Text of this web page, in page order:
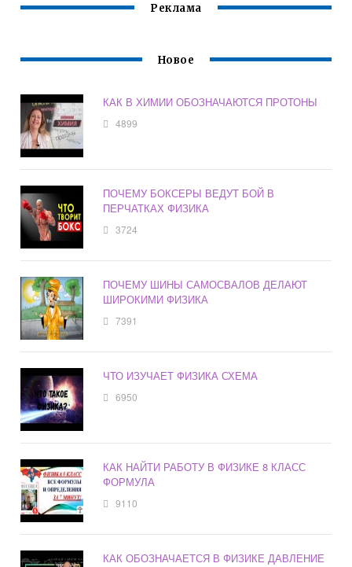
Реклама
Новое
КАК В ХИМИИ ОБОЗНАЧАЮТСЯ ПРОТОНЫ
4899
ПОЧЕМУ БОКСЕРЫ ВЕДУТ БОЙ В
ПЕРЧАТКАХ ФИЗИКА
3724
ПОЧЕМУ ШИНЫ САМОСВАЛОВ ДЕЛАЮТ
ШИРОКИМИ ФИЗИКА
7391
ЧТО ИЗУЧАЕТ ФИЗИКА СХЕМА
6950
КАК НАЙТИ РАБОТУ В ФИЗИКЕ 8 КЛАСС
ФОРМУЛА
9110
КАК ОБОЗНАЧАЕТСЯ В ФИЗИКЕ ДАВЛЕНИЕ